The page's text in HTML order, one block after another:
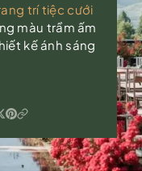
trí tiệc cưới
màu trầm ấm
kế ánh sáng